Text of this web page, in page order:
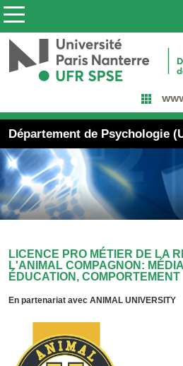
Département de Psychologie
LICENCE PRO MÉTIER DE LA
L'ANIMAL COMPAGNON:
ÉDUCATION, COMPORTEMENT
En partenariat avec ANIMAL UNIVERSITY